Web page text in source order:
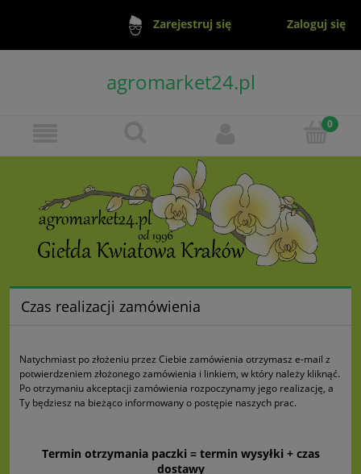
Zarejestruj się Zaloguj się
agromarket24.pl
Czas realizacji zamówienia
Natychmiast po złożeniu przez Ciebie zamówienia otrzymasz e-mail z
potwierdzeniem złożonego zamówienia i linkiem, w który należy kliknąć.
Po otrzymaniu akceptacji zamówienia rozpoczynamy jego realizację, a
Ty będziesz na bieżąco informowany o postępie naszych prac.
Termin otrzymania paczki = termin wysyłki + czas
dostawy